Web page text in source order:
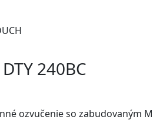
240BC
ozvučenie so zabudovaným